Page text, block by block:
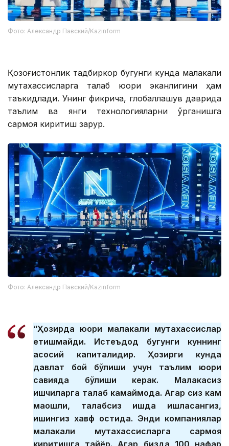
Фото: Александр Павский/Kazinform
Қозоғистонлик тадбиркор бугунги кунда малакали
мутахассисларга талаб юқори эканлигини ҳам
таъкидлади. Унинг фикрича, глобаллашув даврида
таълим ва янги технологияларни ўрганишга
сармоя киритиш зарур.
Фото: Александр Павский/Kazinform
“Ҳозирда юқори малакали мутахассислар
етишмайди. Истеъдод бугунги куннинг
асосий капиталидир. Ҳозирги кунда
давлат бой бўлиши учун таълим юқори
савияда бўлиши керак. Малакасиз
ишчиларга талаб камаймоқда. Агар сиз кам
маошли, талабсиз ишда ишласангиз,
ишингиз хавф остида. Энди компаниялар
малакали мутахассисларга сармоя
киритишга тайёр. Агар бизда 100 нафар